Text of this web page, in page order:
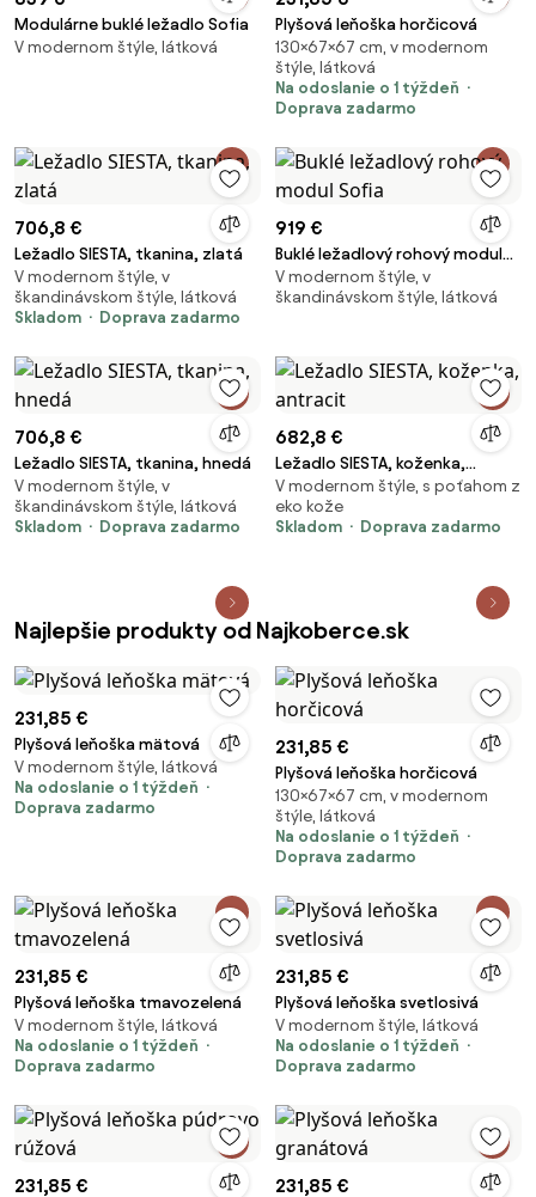
Modulárne buklé ležadlo Sofia
V modernom štýle, látková
Plyšová leňoška horčicová
130×67×67 cm, v modernom
štýle, látková
Na odoslanie o 1 týždeň
Doprava zadarmo
706,8 €
Ležadlo SIESTA, tkanina, zlatá
V modernom štýle, v
škandinávskom štýle, látková
Skladom
Doprava zadarmo
919 €
Buklé ležadlový rohový modul
Sofia
V modernom štýle, v
škandinávskom štýle, látková
706,8 €
Ležadlo SIESTA, tkanina, hnedá
V modernom štýle, v
škandinávskom štýle, látková
Skladom
Doprava zadarmo
682,8 €
Ležadlo SIESTA, koženka,
antracit
V modernom štýle, s poťahom z
eko kože
Skladom
Doprava zadarmo
Najlepšie produkty od Najkoberce.sk
231,85 €
Plyšová leňoška mätová
V modernom štýle, látková
Na odoslanie o 1 týždeň
Doprava zadarmo
231,85 €
Plyšová leňoška horčicová
130×67×67 cm, v modernom
štýle, látková
Na odoslanie o 1 týždeň
Doprava zadarmo
231,85 €
Plyšová leňoška tmavozelená
V modernom štýle, látková
Na odoslanie o 1 týždeň
Doprava zadarmo
231,85 €
Plyšová leňoška svetlosivá
V modernom štýle, látková
Na odoslanie o 1 týždeň
Doprava zadarmo
231,85 € 231,85 €